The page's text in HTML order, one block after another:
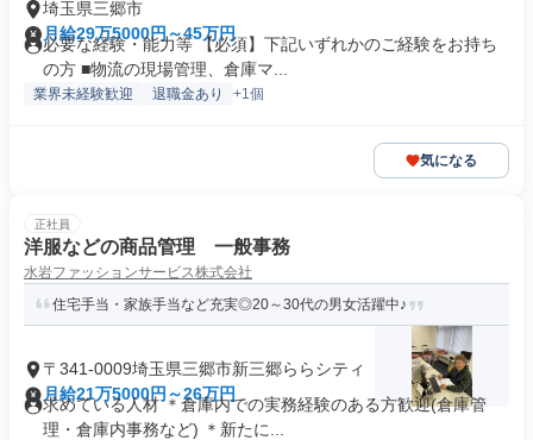
埼玉県三郷市
月給29万5000円～45万円
必要な経験・能力等 【必須】下記いずれかのご経験をお持ち
の方 ■物流の現場管理、倉庫マ...
業界未経験歓迎 退職金あり +1個
気になる
正社員
洋服などの商品管理 一般事務
水岩ファッションサービス株式会社
住宅手当・家族手当など充実◎20～30代の男女活躍中♪
〒341-0009埼玉県三郷市新三郷ららシティ
月給21万5000円～26万円
求めている人材 ＊倉庫内での実務経験のある方歓迎(倉庫管
理・倉庫内事務など) ＊新たに...